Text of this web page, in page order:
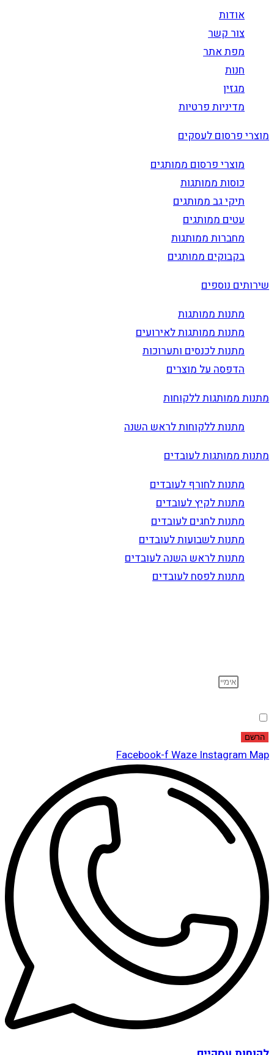
אודות
צור קשר
מפת אתר
חנות
מגזין
מדיניות פרטיות
מוצרי פרסום לעסקים
מוצרי פרסום ממותגים
כוסות ממותגות
תיקי גב ממותגים
עטים ממותגים
מחברות ממותגות
בקבוקים ממותגים
שירותים נוספים
מתנות ממותגות
מתנות ממותגות לאירועים
מתנות לכנסים ותערוכות
הדפסה על מוצרים
מתנות ממותגות ללקוחות
מתנות ללקוחות לראש השנה
מתנות ממותגות לעובדים
מתנות לחורף לעובדים
מתנות לקיץ לעובדים
מתנות לחגים לעובדים
מתנות לשבועות לעובדים
מתנות לראש השנה לעובדים
מתנות לפסח לעובדים
הרשם
Facebook-fWazeInstagramMap